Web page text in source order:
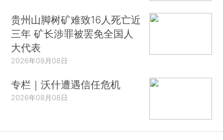
贵州山脚树矿难致16人死亡近
三年 矿长涉罪被罢免全国人
大代表
2026年08月08日
专栏｜沃什遭遇信任危机
2026年08月08日